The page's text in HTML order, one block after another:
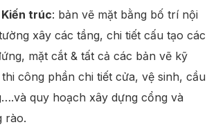
Kiến trúc: bản vẽ mặt bằng bố trí nội
xây các tầng, chi tiết cấu tạo các
mặt cắt & tất cả các bản vẽ kỹ
công phần chi tiết cửa, vệ sinh, cầu
quy hoạch xây dựng cổng và
rào.